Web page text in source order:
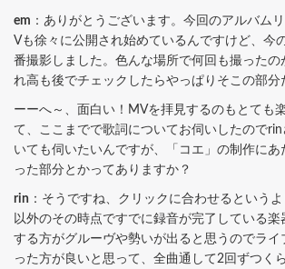
em ：ありがとうございます。今回のアルバム
Vも徐々に公開され始めているんですけど、今
番撮影しました。色んな場所で何回も撮ったの
れ高も後でチェックしたらやっぱりそこの部分
ーーへ～、面白い！MVを拝見するのもとても
て、ここまでで歌詞についてお伺いしたので
いても伺いたいんですが、「コエ」の制作にあ
った部分とかってありますか？
rin ：そうですね、クリックに合わせるという
以外のその時点ですでに録音が完了している
する方がグルーヴや勢いが出ると思うのでライ
った方が良いと思って、全曲通して2回ずつく